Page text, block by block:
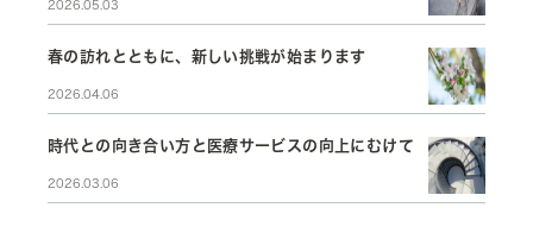
2026.05.03
春の訪れとともに、新しい挑戦が始まります
2026.04.06
時代との向き合い方と医療サービスの向上にむけて
2026.03.06